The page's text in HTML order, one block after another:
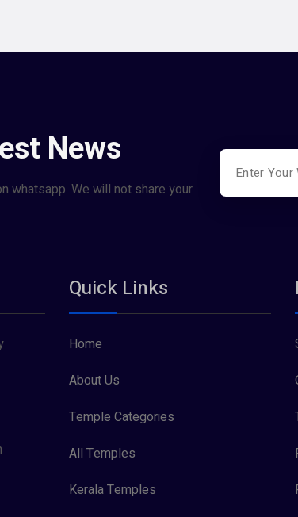
News
whatsapp. We will not share your
Quick Links
Home
About Us
Temple Categories
All Temples
Kerala Temples